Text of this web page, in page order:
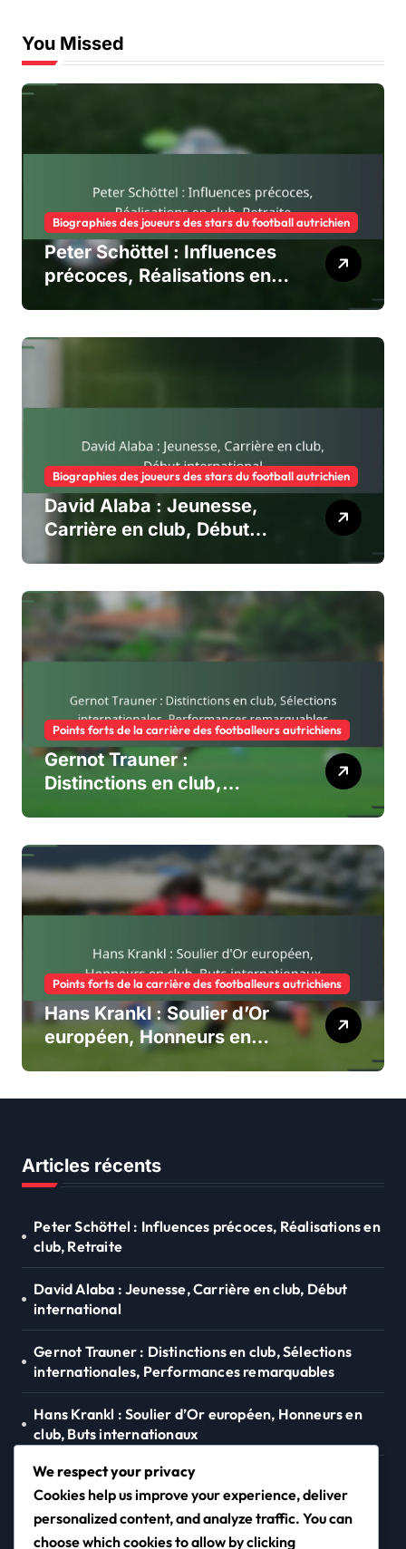
You Missed
Biographies des joueurs des stars du football autrichien
Peter Schöttel : Influences
précoces, Réalisations en
Biographies des joueurs des stars du football autrichien
David Alaba : Jeunesse,
Carrière en club, Début
Points forts de la carrière des footballeurs autrichiens
Gernot Trauner :
Distinctions en club,
remarquables
Points forts de la carrière des footballeurs autrichiens
Hans Krankl : Soulier d’Or
européen, Honneurs en
Articles récents
Peter Schöttel : Influences précoces, Réalisations en
club, Retraite
David Alaba : Jeunesse, Carrière en club, Début
international
Gernot Trauner : Distinctions en club, Sélections
internationales, Performances remarquables
Hans Krankl : Soulier d’Or européen, Honneurs en
club, Buts internationaux
Thomas Sabitzer : Éducation, Points forts de la
carrière, Style de jeu
We respect your privacy
Cookies help us improve your experience, deliver
personalized content, and analyze traffic. You can
choose which cookies to allow by clicking